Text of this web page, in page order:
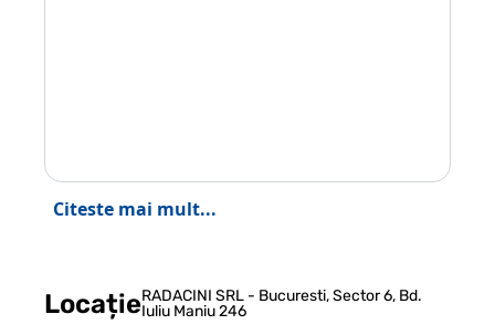
Citeste mai mult...
LocațieRADACINI SRL - Bucuresti, Sector 6, Bd.
Iuliu Maniu 246